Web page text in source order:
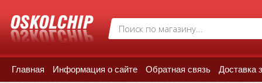
Главная Информация о сайте Обратная связь Доставка